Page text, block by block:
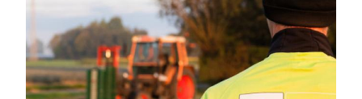
tussen
(stikstof)bemesting
en
bladluisaantasting